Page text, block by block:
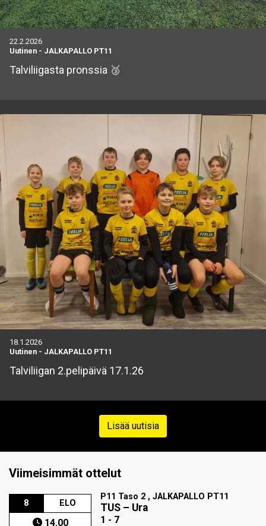
22.2.2026
Uutinen - JALKAPALLO PT11
Talviliigasta pronssia 🥉
18.1.2026
Uutinen - JALKAPALLO PT11
Talviliigan 2.pelipäivä 17.1.26
Lisää uutisia
Viimeisimmät ottelut
8 ELO
14.00
P11 Taso 2 , JALKAPALLO PT11
TUS – Ura
1 - 7